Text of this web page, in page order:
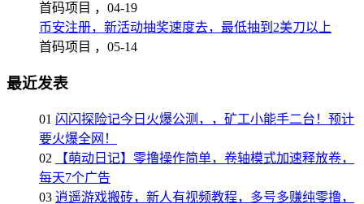
首码项目 ， 04-19
币安注册，新活动抽奖速度去，最低抽到2美刀以上
首码项目 ， 05-14
最近发表
01 闪闪探险记今日火爆公测，，矿工小能手二台！预计
要火爆全网！
02
【萌动日记】零撸操作简单，卷轴模式加速释放卷，
每天7个广告
03 逍遥游戏搬砖，新人有视频教程，多号多赚纯零撸，